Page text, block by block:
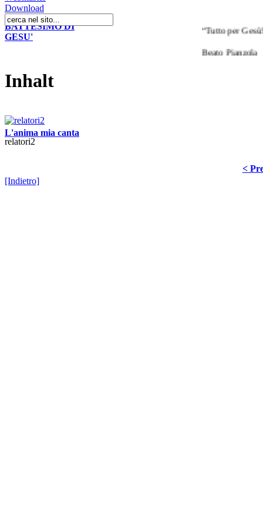
BATTESIMO DI
GESU'
L'anima mia canta
Download
“Tutto per
Beato Pianzola
Inhalt
relatori2
<
[Indietro]